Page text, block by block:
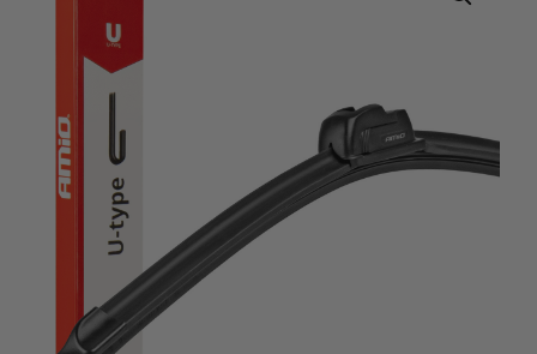
Gyors rendelésfeldolgozással segítünk, hogy hamar